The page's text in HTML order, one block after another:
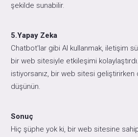
şekilde sunabilir.
5.Yapay Zeka
Chatbot'lar gibi AI kullanmak, iletişim
bir web sitesiyle etkileşimi
istiyorsanız, bir web sitesi geliştirirken
düşünün.
Sonuç
Hiç şüphe yok ki, bir web sitesine